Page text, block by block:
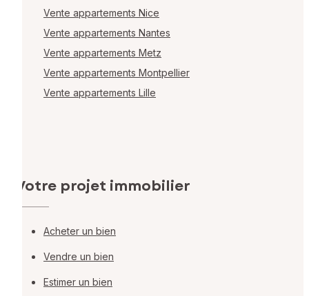
Vente appartements Nice
Vente appartements Nantes
Vente appartements Metz
Vente appartements Montpellier
Vente appartements Lille
Votre projet immobilier
Acheter un bien
Vendre un bien
Estimer un bien